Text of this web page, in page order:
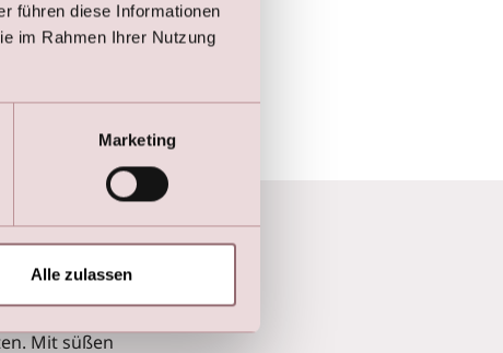
führen diese Informationen
im Rahmen Ihrer Nutzung
Marketing
Alle zulassen
Kleid mit Glitzer-Spitze
Unsere
Mit süßen